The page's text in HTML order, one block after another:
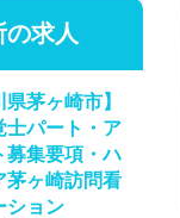
の求人
県茅ヶ崎市】
士パート・ア
募集要項・ハ
茅ヶ崎訪問看
ション